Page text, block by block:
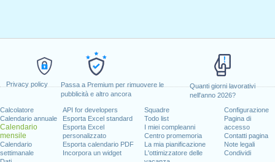
Privacy policy
Passa a Premium per rimuovere le
pubblicità e altro ancora
Quanti giorni lavorativi
nell'anno 2026?
Calcolatore
Calendario annuale
Calendario
mensile
Calendario
settimanale
API for developers
Esporta Excel standard
Esporta Excel
personalizzato
Esporta calendario PDF
Incorpora un widget
Squadre
Todo list
I miei compleanni
Centro promemoria
La mia pianificazione
L'ottimizzatore delle
Configurazione
Pagina di
accesso
Contatti pagina
Note legali
Condividi